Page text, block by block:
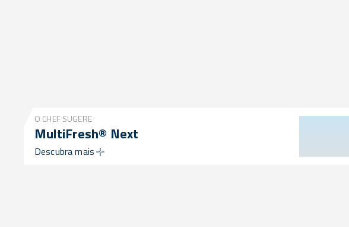
O CHEF SUGERE
MultiFresh® Next
Descubra mais